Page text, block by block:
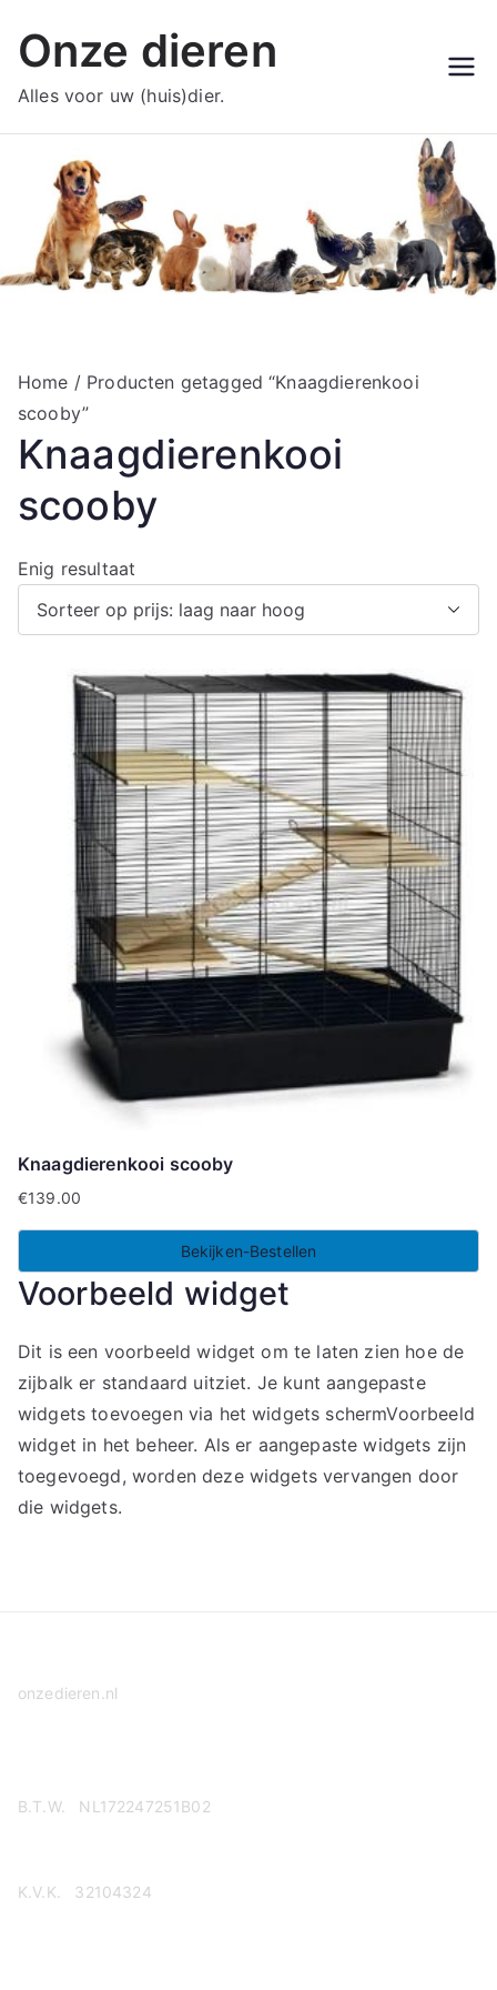
naar
inhoud
Onze dieren
Alles voor uw (huis)dier.
Home / Producten getagged “Knaagdierenkooi
scooby”
Knaagdierenkooi
scooby
Enig resultaat
Knaagdierenkooi scooby
€139.00
Bekijken-Bestellen
Voorbeeld widget
Dit is een voorbeeld widget om te laten zien hoe de
zijbalk er standaard uitziet. Je kunt aangepaste
widgets toevoegen via het widgets schermVoorbeeld
widget in het beheer. Als er aangepaste widgets zijn
toegevoegd, worden deze widgets vervangen door
die widgets.
onzedieren.nl
B.T.W. NL172247251B02
K.V.K. 32104324